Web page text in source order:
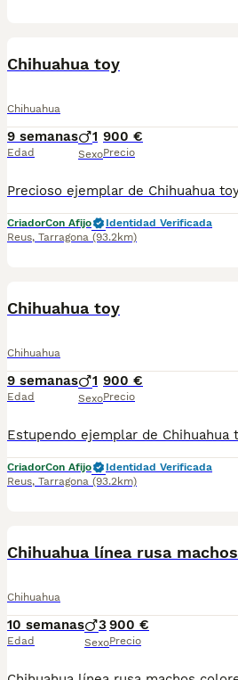
Chihuahua toy
Chihuahua
9 semanas
Edad
1
Sexo
900 €
Precio
CriadorCon Afijo
Identidad Verificada
Reus, Tarragona (93.2km)
Chihuahua toy
Chihuahua
9 semanas
Edad
1
Sexo
900 €
Precio
CriadorCon Afijo
Identidad Verificada
Reus, Tarragona (93.2km)
Chihuahua línea rusa machos
Chihuahua
10 semanas
Edad
3
Sexo
900 €
Precio